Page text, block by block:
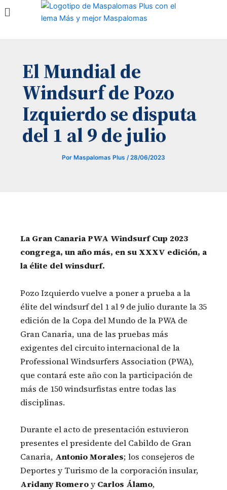
Menú
El Mundial de
Windsurf de Pozo
Izquierdo se disputa
del 1 al 9 de julio
Por Maspalomas Plus /28/06/2023
La Gran Canaria PWA Windsurf Cup 2023
congrega, un año más, en su XXXV edición, a
la élite del winsdurf.
Pozo Izquierdo vuelve a poner a prueba a la
élite del windsurf del 1 al 9 de julio durante la 35
edición de la Copa del Mundo de la PWA de
Gran Canaria, una de las pruebas más
exigentes del circuito internacional de la
Professional Windsurfers Association (PWA),
que contará este año con la participación de
más de 150 windsurfistas entre todas las
disciplinas.
Durante el acto de presentación estuvieron
presentes el presidente del Cabildo de Gran
Canaria, Antonio Morales; los consejeros de
Deportes y Turismo de la corporación insular,
Aridany Romeroy Carlos Álamo,